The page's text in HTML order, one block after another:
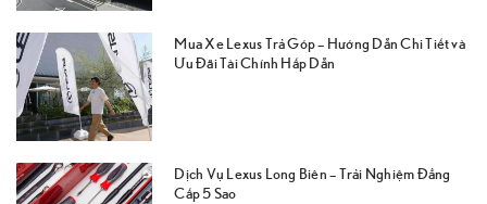
Mua Xe Lexus Trả Góp – Hướng Dẫn Chi Tiết và
Ưu Đãi Tài Chính Hấp Dẫn
Dịch Vụ Lexus Long Biên – Trải Nghiệm Đẳng
Cấp 5 Sao